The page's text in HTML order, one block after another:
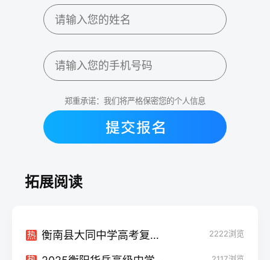
郑重承诺：我们将严格保密您的个人信息
拓展阅读
热 衡南县大同中学高考复读班学生真实评价 2222浏览